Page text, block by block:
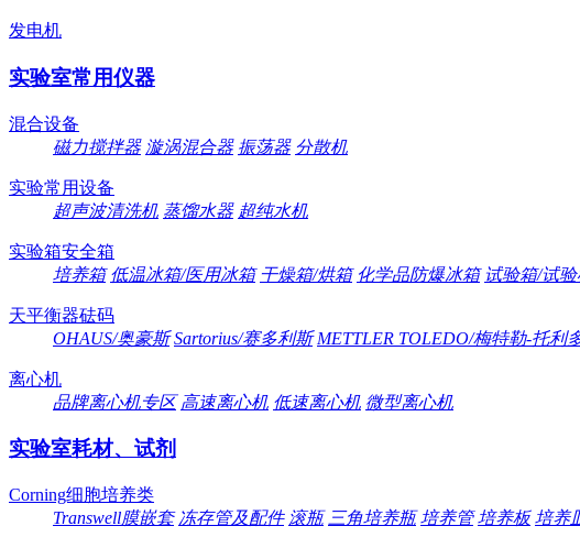
发电机
实验室常用仪器
混合设备
磁力搅拌器 漩涡混合器 振荡器 分散机
实验常用设备
超声波清洗机 蒸馏水器 超纯水机
实验箱安全箱
培养箱 低温冰箱/医用冰箱 干燥箱/烘箱 化学品防爆冰箱 试验箱/试
天平衡器砝码
OHAUS/奥豪斯 Sartorius/赛多利斯 METTLER TOLEDO/梅特勒-托利
离心机
品牌离心机专区 高速离心机 低速离心机 微型离心机
实验室耗材、试剂
Corning细胞培养类
Transwell膜嵌套 冻存管及配件 滚瓶 三角培养瓶 培养管 培养板 培养